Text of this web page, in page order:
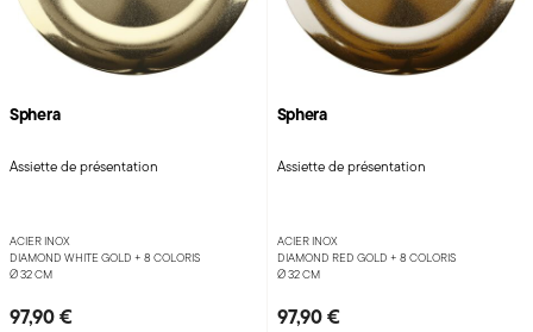
Sphera
Assiette de présentation
ACIER INOX
DIAMOND WHITE GOLD + 8 COLORIS
Ø 32 CM
97,90 €
Sphera
Assiette de présentation
ACIER INOX
DIAMOND RED GOLD + 8 COLORIS
Ø 32 CM
97,90 €